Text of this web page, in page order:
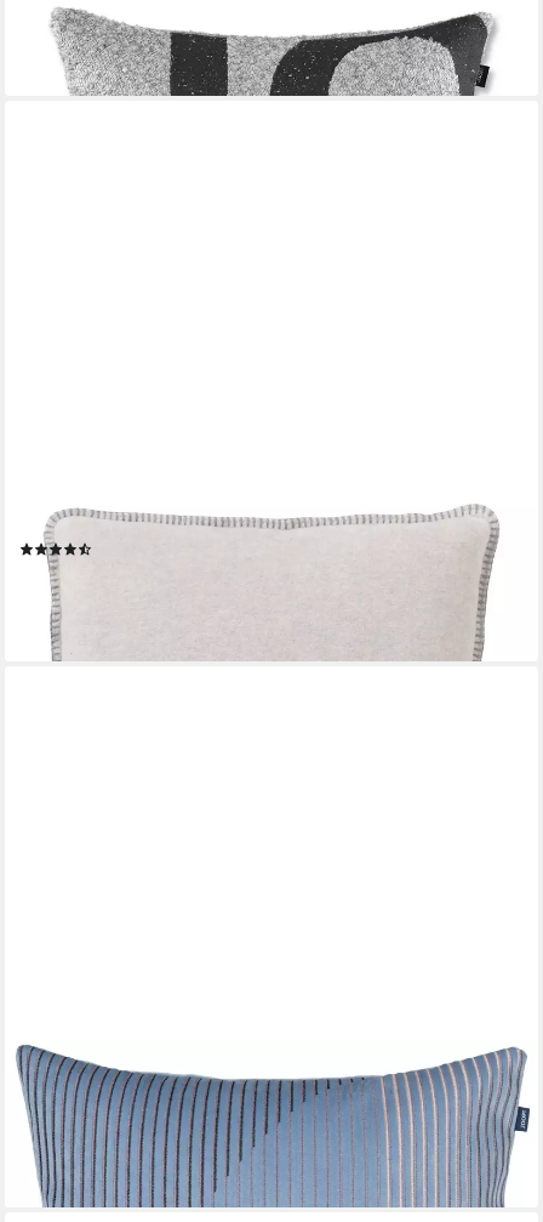
119,95 €
lieferbar - in 3-4 Werktagen bei dir
Dekokissen JOOP! LIVING - UNI-DOUBLEFACE Kissen
54,90 €
lieferbar - in 3-4 Werktagen bei dir
JOOP!
Kissenhüllen Divided, (1 Stück)
69,95 €
lieferbar - in 4-5 Werktagen bei dir